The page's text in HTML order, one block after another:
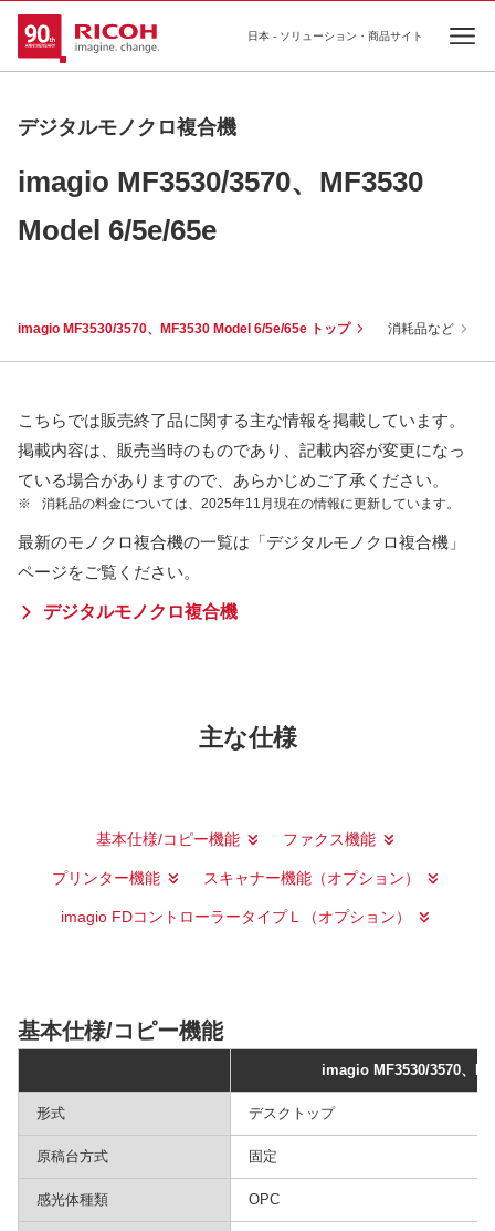
日本 - ソリューション・商品サイト
デジタルモノクロ複合機
imagio MF3530/3570、MF3530
Model 6/5e/65e
imagio MF3530/3570、MF3530 Model 6/5e/65e トップ 消耗品など
こちらでは販売終了品に関する主な情報を掲載しています。
掲載内容は、販売当時のものであり、記載内容が変更になっ
ている場合がありますので、あらかじめご了承ください。
※ 消耗品の料金については、2025年11月現在の情報に更新しています。
最新のモノクロ複合機の一覧は「デジタルモノクロ複合機」
ページをご覧ください。
デジタルモノクロ複合機
主な仕様
基本仕様/コピー機能 ファクス機能
プリンター機能 スキャナー機能（オプション）
imagio FDコントローラータイプＬ（オプション）
基本仕様/コピー機能
imagio MF3530/3570、
形式 デスクトップ
原稿台方式 固定
感光体種類 OPC